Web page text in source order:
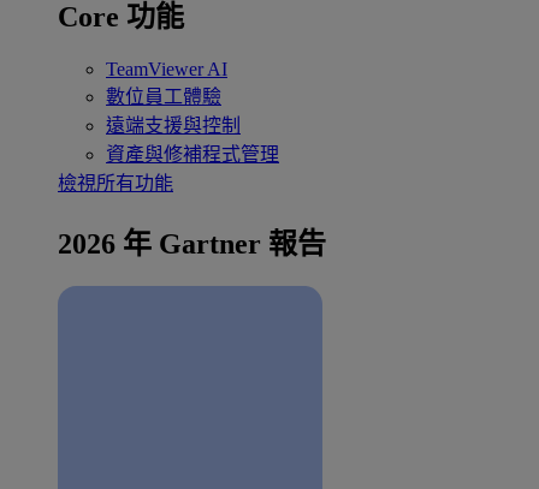
Core 功能
TeamViewer AI
數位員工體驗
遠端支援與控制
資產與修補程式管理
檢視所有功能
2026 年 Gartner 報告